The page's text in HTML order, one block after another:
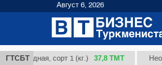
ГТСБТсорт 1 (кг.) 37,8 ТМТ
Август 6, 2026